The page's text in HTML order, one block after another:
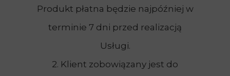
Produkt płatna będzie najpóźniej w
terminie 7 dni przed realizacją
Usługi.
2. Klient zobowiązany jest do